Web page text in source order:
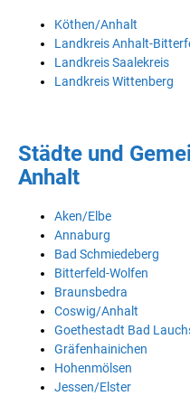
Köthen/Anhalt
Landkreis Anhalt-
Landkreis Saalekreis
Landkreis Wittenberg
Städte und
Anhalt
Aken/Elbe
Annaburg
Bad Schmiedeberg
Bitterfeld-Wolfen
Braunsbedra
Coswig/Anhalt
Goethestadt Bad
Gräfenhainichen
Hohenmölsen
Jessen/Elster